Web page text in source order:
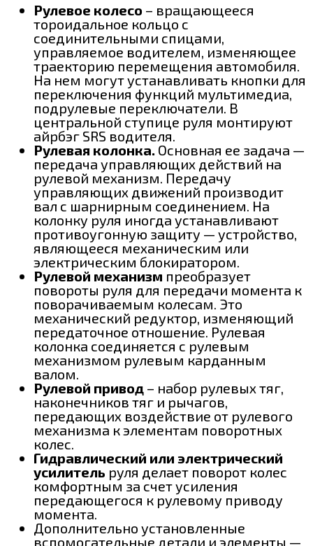
Рулевое колесо – вращающееся
тороидальное кольцо с
соединительными спицами,
управляемое водителем, изменяющее
траекторию перемещения автомобиля.
На нем могут устанавливать кнопки для
переключения функций мультимедиа,
подрулевые переключатели. В
центральной ступице руля монтируют
айрбэг SRS водителя.
Рулевая колонка. Основная ее задача —
передача управляющих действий на
рулевой механизм. Передачу
управляющих движений производит
вал с шарнирным соединением. На
колонку руля иногда устанавливают
противоугонную защиту — устройство,
являющееся механическим или
электрическим блокиратором.
Рулевой механизм преобразует
повороты руля для передачи момента к
поворачиваемым колесам. Это
механический редуктор, изменяющий
передаточное отношение. Рулевая
колонка соединяется с рулевым
механизмом рулевым карданным
валом.
Рулевой привод – набор рулевых тяг,
наконечников тяг и рычагов,
передающих воздействие от рулевого
механизма к элементам поворотных
колес.
Гидравлический или электрический
усилитель руля делает поворот колес
комфортным за счет усиления
передающегося к рулевому приводу
момента.
Дополнительно установленные
вспомогательные детали и элементы —